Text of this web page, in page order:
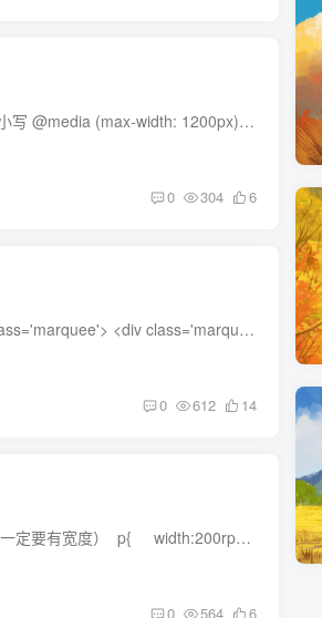
从大到小 如果判断最大值(max-width)，那么就应该从大到小写 @media (max-width: 1200px) { } @media (max-width: 992px) { } @media (max-width: 768px) { } 从小到大 如果判断最小值(min-widt...
0 304 6
css文字不超出不滚动，超出盒子后显示走马灯效果 <div class='marquee'> <div class='marquee-wrap'> <div class='marquee-content '> 这个是非超长数据 </div> </d...
0 612 14
1、文字超出部分显示省略号 单行文本的溢出显示省略号（一定要有宽度） p{ width:200rpx; overflow: hidden; text-overflow:ellipsis; white-space: nowra...
0 564 6